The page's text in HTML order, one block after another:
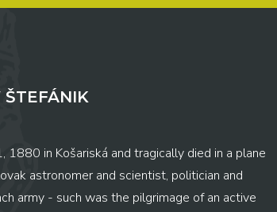
1880 in Košariská and tragically died in a plane
astronomer and scientist, politician and
army - such was the pilgrimage of an active